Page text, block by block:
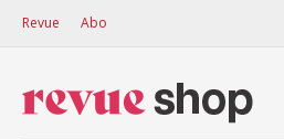
Revue Abo